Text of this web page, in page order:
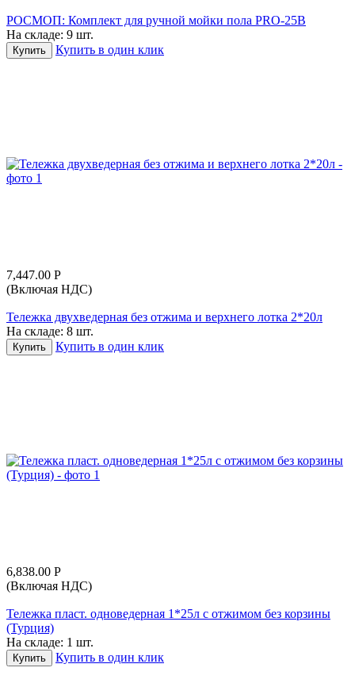
РОСМОП: Комплект для ручной мойки пола PRO-25B
На складе: 9 шт.
Купить Купить в один клик
7,447.00 Р
(Включая НДС)
Тележка двухведерная без отжима и верхнего лотка 2*20л
На складе: 8 шт.
Купить Купить в один клик
6,838.00 Р
(Включая НДС)
Тележка пласт. одноведерная 1*25л с отжимом без корзины
(Турция)
На складе: 1 шт.
Купить Купить в один клик